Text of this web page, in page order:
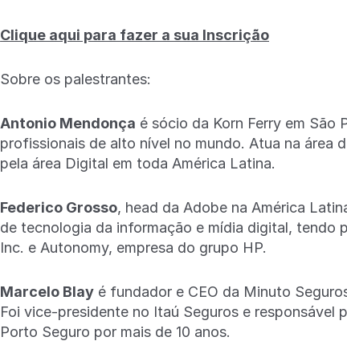
Clique aqui para fazer a sua Inscrição
Sobre os palestrantes:
Antonio Mendonça é sócio da Korn Ferry em São
profissionais de alto nível no mundo. Atua na área
pela área Digital em toda América Latina.
Federico Grosso, head da Adobe na América
de tecnologia da informação e mídia digital, tendo
Inc. e Autonomy, empresa do grupo HP.
Marcelo Blay é fundador e CEO da Minuto
Foi vice-presidente no Itaú Seguros e responsável
Porto Seguro por mais de 10 anos.